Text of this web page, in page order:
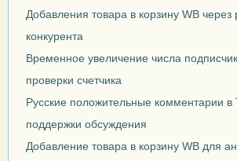
Добавления товара в корзину WB
конкурента
Временное увеличение числа
проверки счетчика
Русские положительные комментарии в
поддержки обсуждения
Добавление товара в корзину WB для